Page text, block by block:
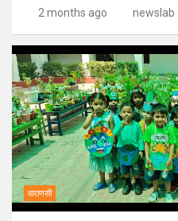
2 months ago newslab
वाराणसी